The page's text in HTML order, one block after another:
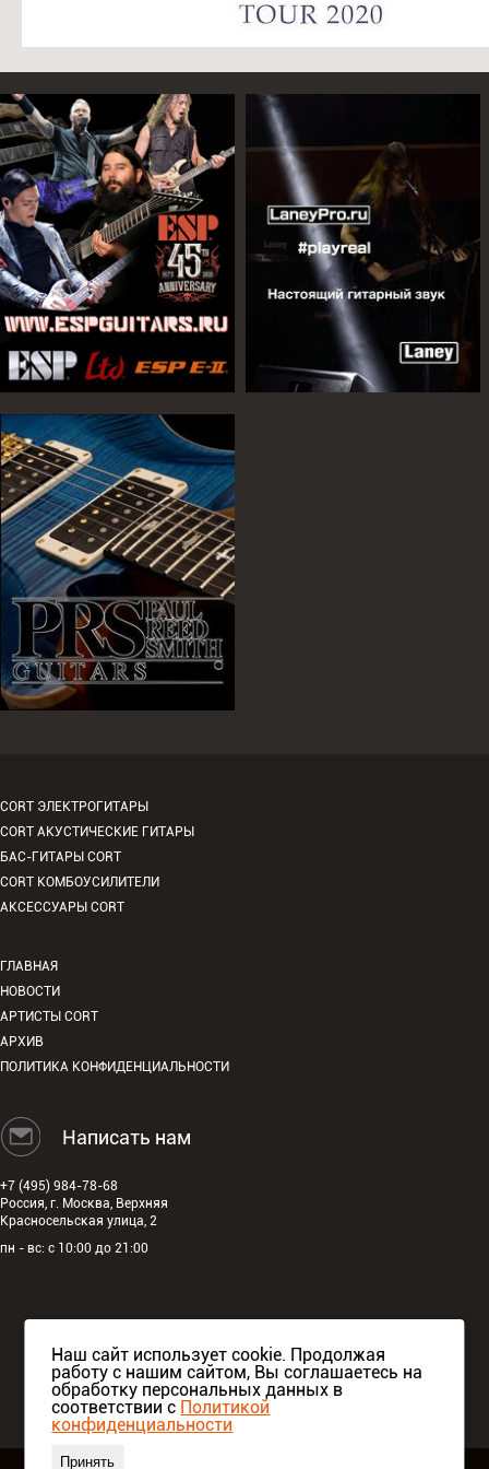
CORT ЭЛЕКТРОГИТАРЫ
CORT АКУСТИЧЕСКИЕ ГИТАРЫ
БАС-ГИТАРЫ CORT
CORT КОМБОУСИЛИТЕЛИ
АКСЕССУАРЫ CORT
ГЛАВНАЯ
НОВОСТИ
АРТИСТЫ CORT
АРХИВ
ПОЛИТИКА КОНФИДЕНЦИАЛЬНОСТИ
Написать нам
+7 (495) 984-78-68
Россия, г. Москва, Верхняя
Красносельская улица, 2
пн - вс: с 10:00 до 21:00
Наш сайт использует cookie. Продолжая
работу с нашим сайтом, Вы соглашаетесь на
обработку персональных данных в
соответствии с Политикой
конфиденциальности
Принять